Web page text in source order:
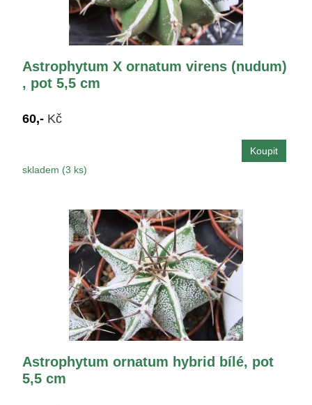
Astrophytum X ornatum virens (nudum)
, pot 5,5 cm
60,- Kč
skladem (3 ks)
Astrophytum ornatum hybrid bílé, pot
5,5 cm